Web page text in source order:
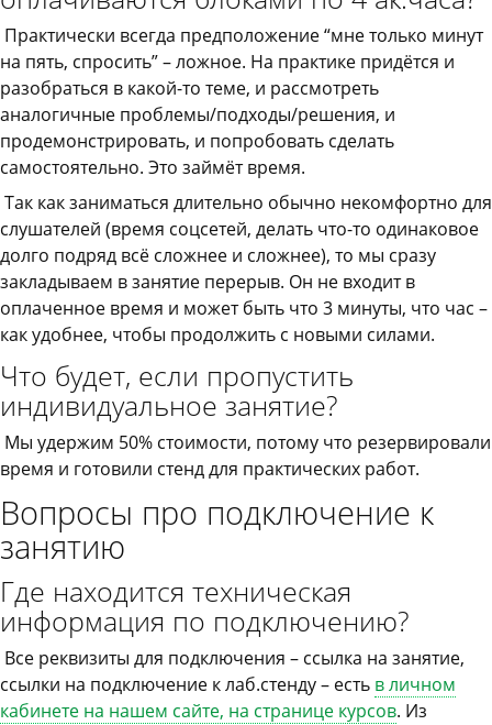
Практически всегда предположение “мне только минут
на пять, спросить” – ложное. На практике придётся и
разобраться в какой-то теме, и рассмотреть
аналогичные проблемы/подходы/решения, и
продемонстрировать, и попробовать сделать
самостоятельно. Это займёт время.
Так как заниматься длительно обычно некомфортно для
слушателей (время соцсетей, делать что-то одинаковое
долго подряд всё сложнее и сложнее), то мы сразу
закладываем в занятие перерыв. Он не входит в
оплаченное время и может быть что 3 минуты, что час –
как удобнее, чтобы продолжить с новыми силами.
Что будет, если пропустить
индивидуальное занятие?
Мы удержим 50% стоимости, потому что резервировали
время и готовили стенд для практических работ.
Вопросы про подключение к
занятию
Где находится техническая
информация по подключению?
Все реквизиты для подключения – ссылка на занятие,
ссылки на подключение к лаб.стенду – есть в личном
кабинете на нашем сайте, на странице курсов. Из